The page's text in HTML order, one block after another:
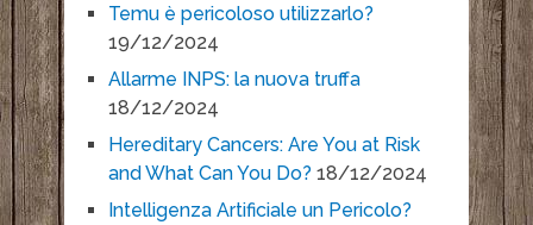
Temu è pericoloso utilizzarlo?
19/12/2024
Allarme INPS: la nuova truffa
18/12/2024
Hereditary Cancers: Are You at Risk
and What Can You Do? 18/12/2024
Intelligenza Artificiale un Pericolo?